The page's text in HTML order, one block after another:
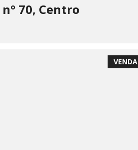
70, Centro
VENDA